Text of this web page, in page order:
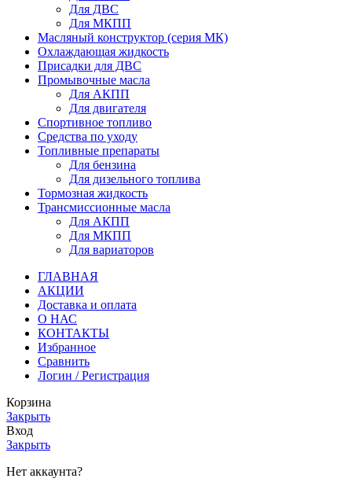
Для ДВС
Для МКПП
Масляный конструктор (серия МК)
Охлаждающая жидкость
Присадки для ДВС
Промывочные масла
Для АКПП
Для двигателя
Спортивное топливо
Средства по уходу
Топливные препараты
Для бензина
Для дизельного топлива
Тормозная жидкость
Трансмиссионные масла
Для АКПП
Для МКПП
Для вариаторов
ГЛАВНАЯ
АКЦИИ
Доставка и оплата
О НАС
КОНТАКТЫ
Избранное
Сравнить
Логин / Регистрация
Корзина
Закрыть
Вход
Закрыть
Нет аккаунта?